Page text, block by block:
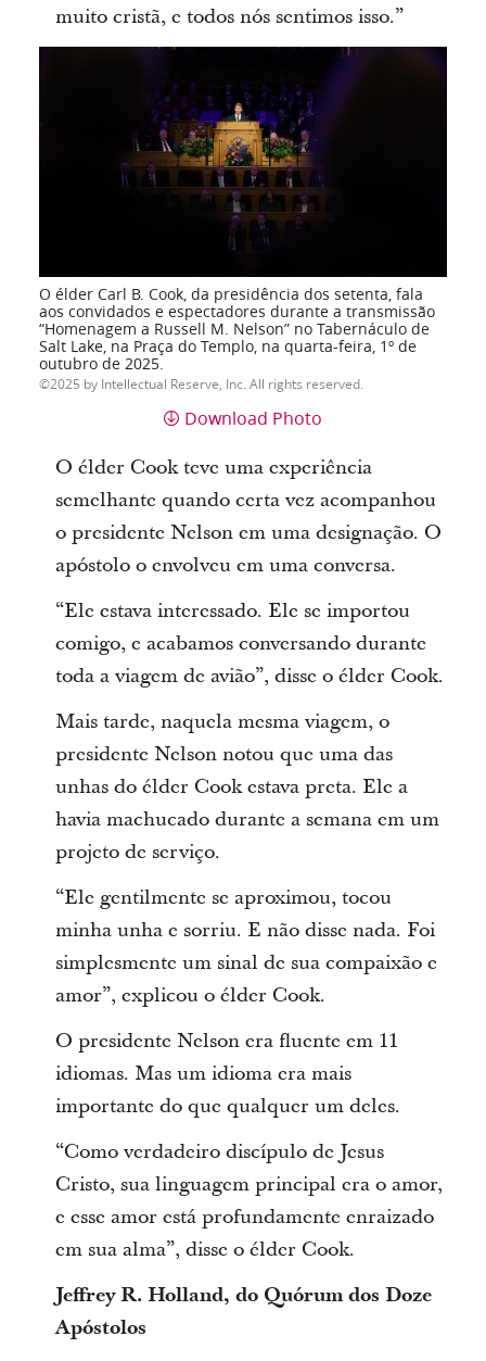
muito cristã, e todos nós sentimos isso.”
O élder Carl B. Cook, da presidência dos setenta, fala
aos convidados e espectadores durante a transmissão
“Homenagem a Russell M. Nelson” no Tabernáculo de
Salt Lake, na Praça do Templo, na quarta-feira, 1º de
outubro de 2025.
2025 by Intellectual Reserve, Inc. All rights reserved.
Download Photo
O élder Cook teve uma experiência
semelhante quando certa vez acompanhou
o presidente Nelson em uma designação. O
apóstolo o envolveu em uma conversa.
“Ele estava interessado. Ele se importou
comigo, e acabamos conversando durante
toda a viagem de avião”, disse o élder Cook.
Mais tarde, naquela mesma viagem, o
presidente Nelson notou que uma das
unhas do élder Cook estava preta. Ele a
havia machucado durante a semana em um
projeto de serviço.
“Ele gentilmente se aproximou, tocou
minha unha e sorriu. E não disse nada. Foi
simplesmente um sinal de sua compaixão e
amor”, explicou o élder Cook.
O presidente Nelson era fluente em 11
idiomas. Mas um idioma era mais
importante do que qualquer um deles.
“Como verdadeiro discípulo de Jesus
Cristo, sua linguagem principal era o amor,
e esse amor está profundamente enraizado
em sua alma”, disse o élder Cook.
Jeffrey R. Holland, do Quórum dos Doze
Apóstolos